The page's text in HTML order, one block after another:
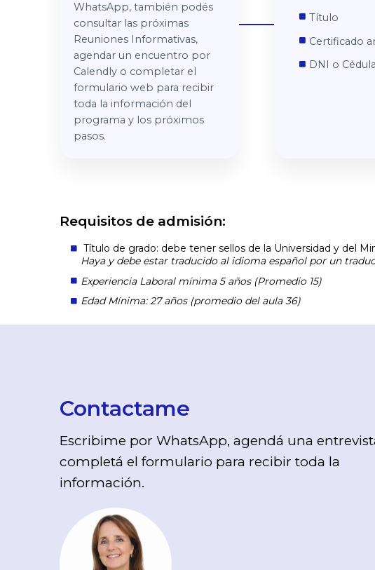
WhatsApp, también podés
consultar las próximas
Reuniones Informativas,
agendar un encuentro por
Calendly o completar el
formulario web para recibir
toda la información del
programa y los próximos
pasos.
Título
Certificado
DNI o Cédula
Requisitos de admisión:
Título de grado: debe tener sellos de la Universidad y del
Haya y debe estar traducido al idioma español por un
Experiencia Laboral mínima 5 años (Promedio 15)
Edad Mínima: 27 años (promedio del aula 36)
Contactame
Escribime por WhatsApp, agendá una
completá el formulario para recibir toda la
información.